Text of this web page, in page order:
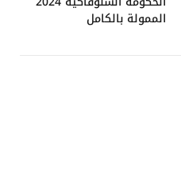
الممولة بالكامل